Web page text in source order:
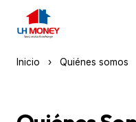
Inicio › Quiénes somos